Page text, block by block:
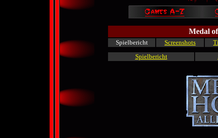
Medal
Spielbericht Screenshots
Spielbericht